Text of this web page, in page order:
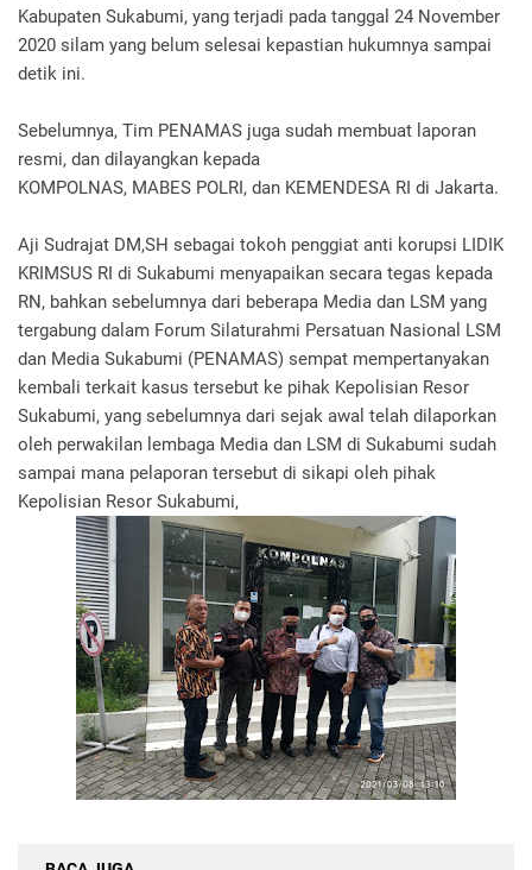
Kabupaten Sukabumi, yang terjadi pada tanggal 24 November
2020 silam yang belum selesai kepastian hukumnya sampai
detik ini.
Sebelumnya, Tim PENAMAS juga sudah membuat laporan
resmi, dan dilayangkan kepada
KOMPOLNAS, MABES POLRI, dan KEMENDESA RI di Jakarta.
Aji Sudrajat DM,SH sebagai tokoh penggiat anti korupsi LIDIK
KRIMSUS RI di Sukabumi menyapaikan secara tegas kepada
RN, bahkan sebelumnya dari beberapa Media dan LSM yang
tergabung dalam Forum Silaturahmi Persatuan Nasional LSM
dan Media Sukabumi (PENAMAS) sempat mempertanyakan
kembali terkait kasus tersebut ke pihak Kepolisian Resor
Sukabumi, yang sebelumnya dari sejak awal telah dilaporkan
oleh perwakilan lembaga Media dan LSM di Sukabumi sudah
sampai mana pelaporan tersebut di sikapi oleh pihak
Kepolisian Resor Sukabumi,